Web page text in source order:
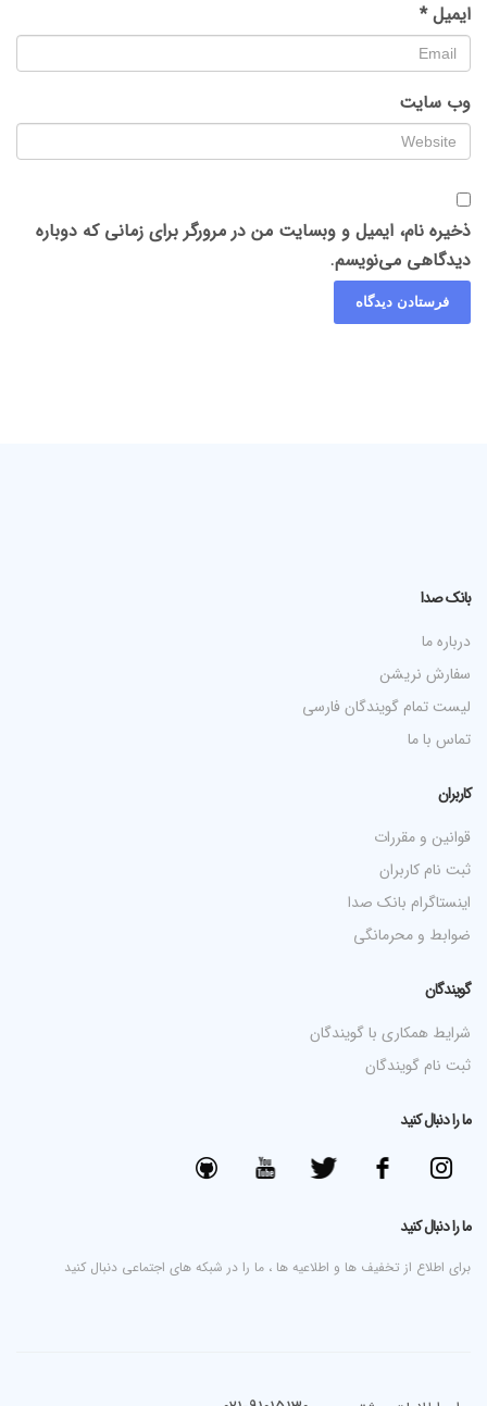
ایمیل*
وب‌ سایت
ذخیره نام، ایمیل و وبسایت من در مرورگر برای زمانی که دوباره
دیدگاهی می‌نویسم.
بانک صدا
درباره ما
سفارش نریشن
لیست تمام گویندگان فارسی
تماس با ما
کاربران
قوانین و مقررات
ثبت نام کاربران
اینستاگرام بانک صدا
ضوابط و محرمانگی
گویندگان
شرایط همکاری با گویندگان
ثبت نام گویندگان
ما را دنبال کنید
ما را دنبال کنید
برای اطلاع از تخفیف ها و اطلاعیه ها ، ما را در شبکه های اجتماعی دنبال کنید